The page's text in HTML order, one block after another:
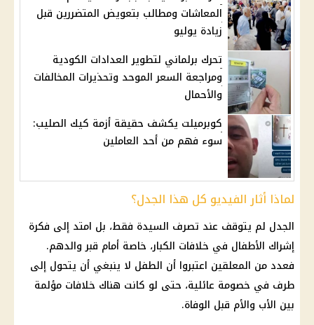
المعاشات ومطالب بتعويض المتضررين قبل
زيادة يوليو
تحرك برلماني لتطوير العدادات الكودية
ومراجعة السعر الموحد وتحذيرات المخالفات
والأحمال
كوبرميلت يكشف حقيقة أزمة كيك الصليب:
سوء فهم من أحد العاملين
لماذا أثار الفيديو كل هذا الجدل؟
الجدل لم يتوقف عند تصرف السيدة فقط، بل امتد إلى فكرة
إشراك الأطفال في خلافات الكبار، خاصة أمام قبر والدهم.
فعدد من المعلقين اعتبروا أن الطفل لا ينبغي أن يتحول إلى
طرف في خصومة عائلية، حتى لو كانت هناك خلافات مؤلمة
بين الأب والأم قبل الوفاة.